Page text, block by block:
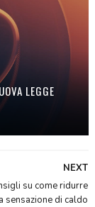
LEGGE
NEXT
su come ridurre
sensazione di caldo